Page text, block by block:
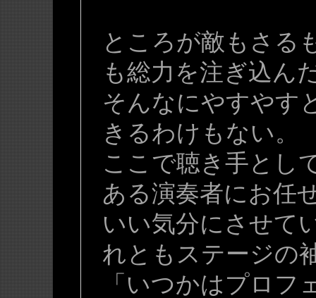
ところが敵もさる
も総力を注ぎ込ん
そんなにやすやす
きるわけもない。
ここで聴き手とし
ある演奏者にお任
いい気分にさせて
れともステージの
「いつかはプロ